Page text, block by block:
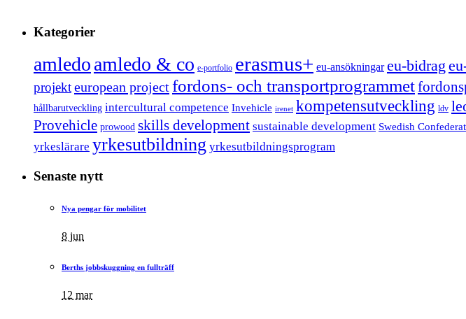
Kategorier
amledoamledo & co e-portfolio erasmus+ eu-ansökningar eu-bidrag
projekteuropean projectfordons- och transportprogrammet
hållbarutveckling intercultural competence Invehicle irenet kompetensutveckling ldv
Provehicle prowood skills development sustainable development Swedish
yrkeslärare yrkesutbildning yrkesutbildningsprogram
Senaste nytt
Nya pengar för mobilitet
8 jun
Berths jobbskuggning en fullträff
12 mar